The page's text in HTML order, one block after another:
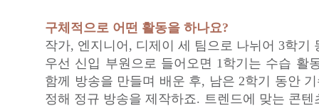
구체적으로 어떤 활동을 하나요?
작가, 엔지니어, 디제이 세 팀으로 나뉘어 3학기
우선 신입 부원으로 들어오면 1학기는 수습 활
함께 방송을 만들며 배운 후, 남은 2학기 동안
정해 정규 방송을 제작하죠. 트렌드에 맞는 콘텐